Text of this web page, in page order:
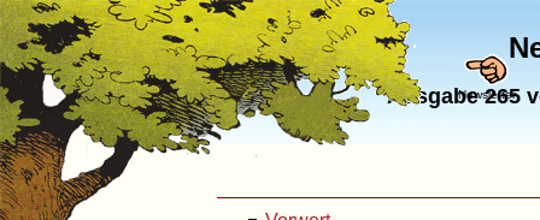
Newsletter
Ausgabe 265